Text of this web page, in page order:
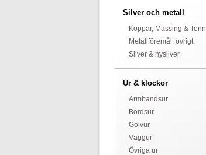
Silver och metall
Koppar, Mässing & Tenn
Metallföremål, övrigt
Silver & nysilver
Ur & klockor
Armbandsur
Bordsur
Golvur
Väggur
Övriga ur